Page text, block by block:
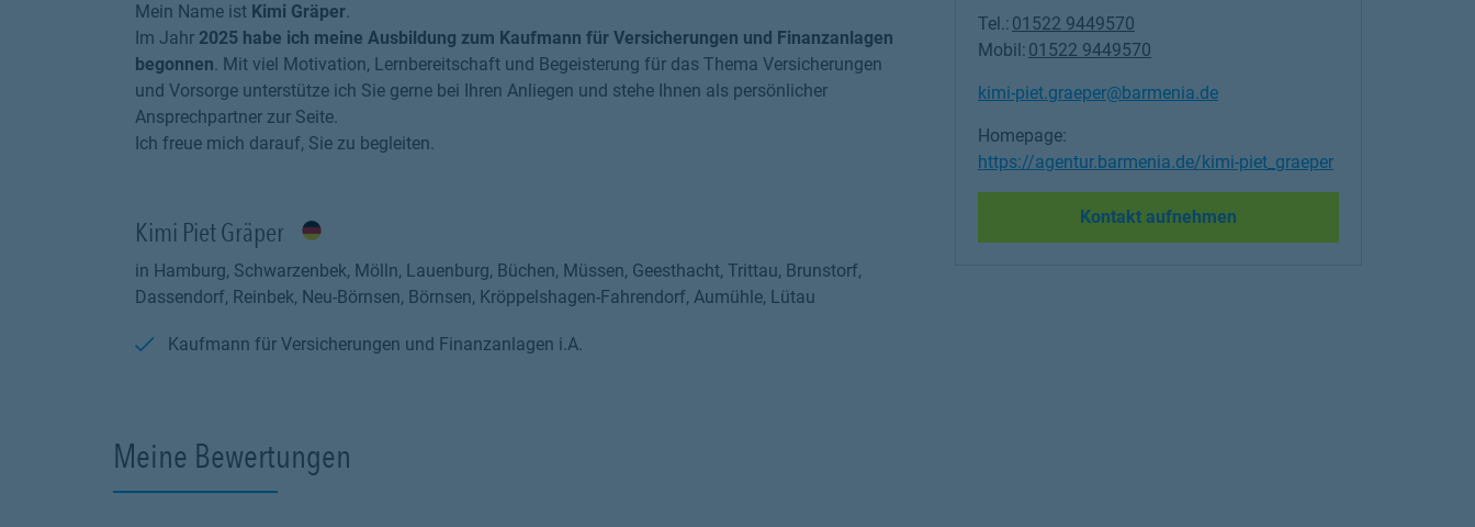
Mein Name ist Kimi Gräper.
Im Jahr 2025 habe ich meine Ausbildung zum Kaufmann für Versicherungen und Finanzanlagen
begonnen. Mit viel Motivation, Lernbereitschaft und Begeisterung für das Thema Versicherungen
und Vorsorge unterstütze ich Sie gerne bei Ihren Anliegen und stehe Ihnen als persönlicher
Ansprechpartner zur Seite.
Ich freue mich darauf, Sie zu begleiten.
Kimi Piet Gräper
in Hamburg, Schwarzenbek, Mölln, Lauenburg, Büchen, Müssen, Geesthacht, Trittau, Brunstorf,
Dassendorf, Reinbek, Neu-Börnsen, Börnsen, Kröppelshagen-Fahrendorf, Aumühle, Lütau
Kaufmann für Versicherungen und Finanzanlagen i.A.
Tel.: 01522 9449570
Mobil: 01522 9449570
kimi-piet.graeper@barmenia.de
Homepage:
https://agentur.barmenia.de/kimi-piet_graeper
Kontakt aufnehmenLink Opens in New Tab
Meine Bewertungen